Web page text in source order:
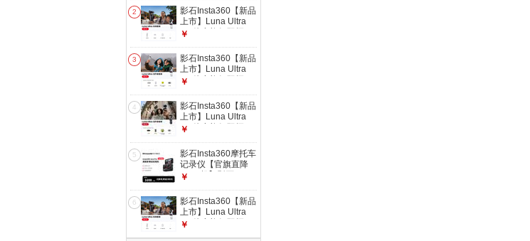
芯卓越夜景vlog旅行
拍照神器 标准套装
（黑色） 官方标配
（不含Care无忧
换）
2
影石Insta360【新品
上市】Luna Ultra
8K 徕卡旗舰双摄云
芯卓越夜景vlog旅行
拍照神器 标准套装
（白色） 官方标配
（不含Care无忧
换）
￥
3
影石Insta360【新品
上市】Luna Ultra
8K 徕卡旗舰双摄云
芯卓越夜景vlog旅行
拍照神器 创作者套
装（白色） 官方标
配（不含Care无忧
换）
￥
4
影石Insta360【新品
上市】Luna Ultra
8K 徕卡旗舰双摄云
芯卓越夜景vlog旅行
拍照神器 创作者套
装（黑色） 官方标
配（不含Care无忧
换）
￥
5
影石Insta360摩托车
记录仪【官旗直降
1000起】影石
动相机 徕卡色彩防
抖骑行Vlog 官方翻
新机
￥
6
影石Insta360【新品
上市】Luna Ultra
8K 徕卡旗舰双摄云
￥